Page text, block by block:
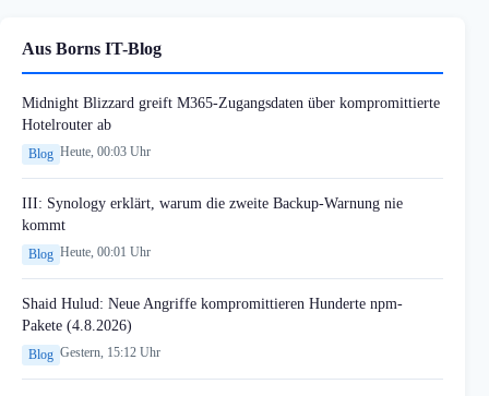
Aus Borns IT-Blog
Midnight Blizzard greift M365-Zugangsdaten über kompromittierte
Hotelrouter ab
Blog Heute, 00:03 Uhr
III: Synology erklärt, warum die zweite Backup-Warnung nie
kommt
Blog Heute, 00:01 Uhr
Shaid Hulud: Neue Angriffe kompromittieren Hunderte npm-
Pakete (4.8.2026)
Blog Gestern, 15:12 Uhr